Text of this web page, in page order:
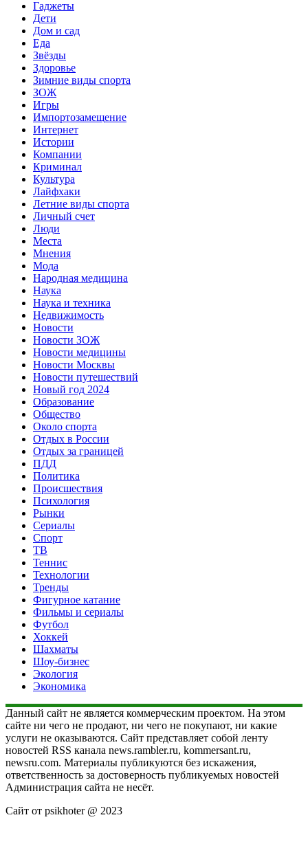
Гаджеты
Дети
Дом и сад
Еда
Звёзды
Здоровье
Зимние виды спорта
ЗОЖ
Игры
Импортозамещение
Интернет
Истории
Компании
Криминал
Культура
Лайфхаки
Летние виды спорта
Личный счет
Люди
Места
Мнения
Мода
Народная медицина
Наука
Наука и техника
Недвижимость
Новости
Новости ЗОЖ
Новости медицины
Новости Москвы
Новости путешествий
Новый год 2024
Образование
Общество
Около спорта
Отдых в России
Отдых за границей
ПДД
Политика
Происшествия
Психология
Рынки
Сериалы
Спорт
ТВ
Теннис
Технологии
Тренды
Фигурное катание
Фильмы и сериалы
Футбол
Хоккей
Шахматы
Шоу-бизнес
Экология
Экономика
Данный сайт не является коммерческим проектом. На этом
сайте ни чего не продают, ни чего не покупают, ни какие
услуги не оказываются. Сайт представляет собой ленту
новостей RSS канала news.rambler.ru, kommersant.ru,
newsru.com. Материалы публикуются без искажения,
ответственность за достоверность публикуемых новостей
Администрация сайта не несёт.
Сайт от psikhoter @ 2023